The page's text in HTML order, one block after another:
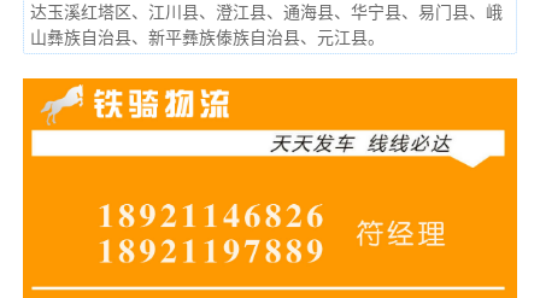
达玉溪红塔区、江川县、澄江县、通海县、华宁县、易门县、峨
山彝族自治县、新平彝族傣族自治县、元江县。